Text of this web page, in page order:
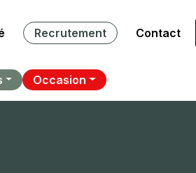
Recrutement Contact
Occasion